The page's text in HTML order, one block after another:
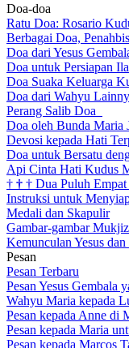
Doa-doa
Ratu Doa: Rosario
Berbagai Doa,
Doa dari Yesus
Doa untuk Persiapan
Doa Suaka Keluarga
Doa dari Wahyu
Perang Salib Doa
Doa oleh Bunda Maria
Devosi kepada Hati
Doa untuk Bersatu
Api Cinta Hati Kudus
† † † Dua Puluh Empat
Instruksi untuk
Medali dan Skapulir
Gambar-gambar
Kemunculan Yesus
Pesan
Pesan Terbaru
Pesan Yesus Gembala
Wahyu Maria kepada
Pesan kepada Anne di
Pesan kepada Maria
Pesan kepada Marcos